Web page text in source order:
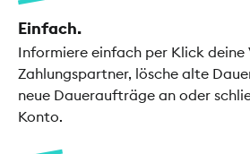
Einfach.
Informiere einfach per Klick deine
Zahlungspartner, lösche alte
neue Daueraufträge an oder
Konto.